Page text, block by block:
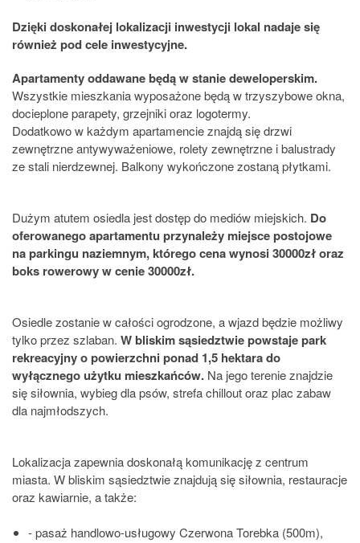
Dzięki doskonałej lokalizacji inwestycji lokal nadaje się
również pod cele inwestycyjne.
Apartamenty oddawane będą w stanie deweloperskim.
Wszystkie mieszkania wyposażone będą w trzyszybowe okna,
docieplone parapety, grzejniki oraz logotermy.
Dodatkowo w każdym apartamencie znajdą się drzwi
zewnętrzne antywyważeniowe, rolety zewnętrzne i balustrady
ze stali nierdzewnej. Balkony wykończone zostaną płytkami.
Dużym atutem osiedla jest dostęp do mediów miejskich. Do
oferowanego apartamentu przynależy miejsce postojowe
na parkingu naziemnym, którego cena wynosi 30000zł oraz
boks rowerowy w cenie 30000zł.
Osiedle zostanie w całości ogrodzone, a wjazd będzie możliwy
tylko przez szlaban.W bliskim sąsiedztwie powstaje park
rekreacyjny o powierzchni ponad 1,5 hektara do
wyłącznego użytku mieszkańców. Na jego terenie znajdzie
się siłownia, wybieg dla psów, strefa chillout oraz plac zabaw
dla najmłodszych.
Lokalizacja zapewnia doskonałą komunikację z centrum
miasta. W bliskim sąsiedztwie znajdują się siłownia, restauracje
oraz kawiarnie, a także:
- pasaż handlowo-usługowy Czerwona Torebka (500m),